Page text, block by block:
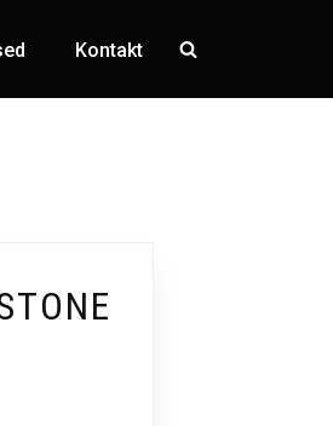
Kontakt